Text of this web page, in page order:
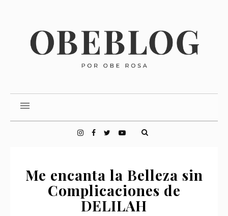
Me encanta la Belleza sin
Complicaciones de
DELILAH